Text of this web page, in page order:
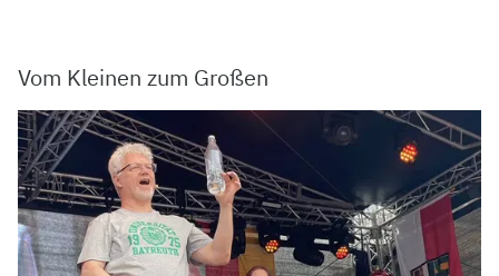
Vom Kleinen zum Großen